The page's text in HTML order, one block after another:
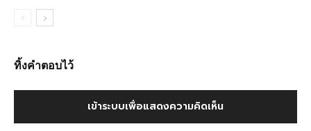
ทิ้งคำตอบไว้
เข้าระบบเพื่อแสดงความคิดเห็น